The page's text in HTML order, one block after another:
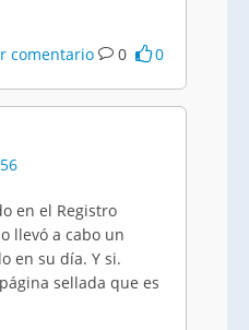
comentario 0 0
en el Registro
llevó a cabo un
en su día. Y si.
sellada que es